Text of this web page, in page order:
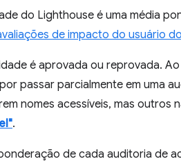
do Lighthouse é uma média
de impacto do usuário
é aprovada ou reprovada.
passar parcialmente em uma
nomes acessíveis, mas outros
.
de cada auditoria de